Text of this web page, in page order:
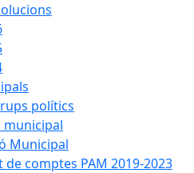
polítics
municipal
Municipal
de comptes PAM 2019-2023